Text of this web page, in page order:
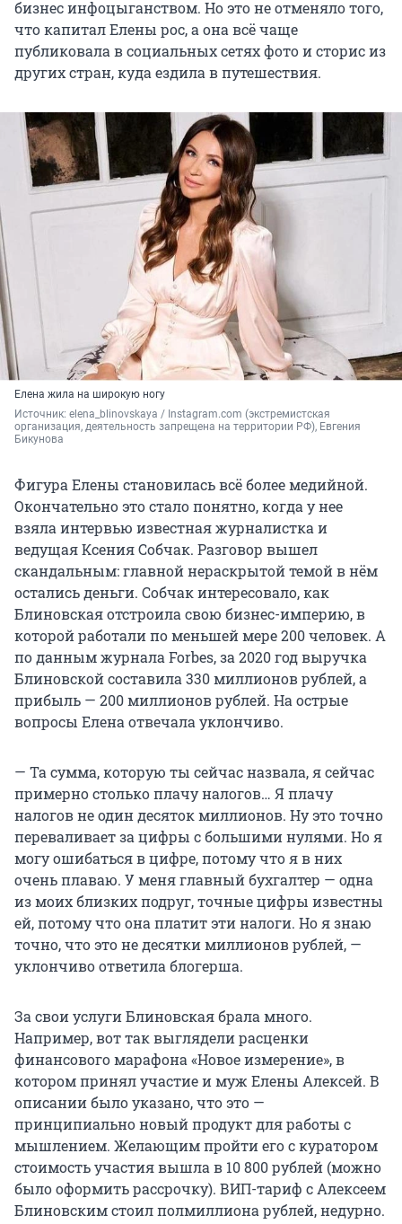
бизнес инфоцыганством. Но это не отменяло того,
что капитал Елены рос, а она всё чаще
публиковала в социальных сетях фото и сторис из
других стран, куда ездила в путешествия.
Елена жила на широкую ногу
Источник: elena_blinovskaya / Instagram.com (экстремистская
организация, деятельность запрещена на территории РФ), Евгения
Бикунова
Фигура Елены становилась всё более медийной.
Окончательно это стало понятно, когда у нее
взяла интервью известная журналистка и
ведущая Ксения Собчак. Разговор вышел
скандальным: главной нераскрытой темой в нём
остались деньги. Собчак интересовало, как
Блиновская отстроила свою бизнес-империю, в
которой работали по меньшей мере 200 человек. А
по данным журнала Forbes, за 2020 год выручка
Блиновской составила 330 миллионов рублей, а
прибыль — 200 миллионов рублей. На острые
вопросы Елена отвечала уклончиво.
— Та сумма, которую ты сейчас назвала, я сейчас
примерно столько плачу налогов… Я плачу
налогов не один десяток миллионов. Ну это точно
переваливает за цифры с большими нулями. Но я
могу ошибаться в цифре, потому что я в них
очень плаваю. У меня главный бухгалтер — одна
из моих близких подруг, точные цифры известны
ей, потому что она платит эти налоги. Но я знаю
точно, что это не десятки миллионов рублей, —
уклончиво ответила блогерша.
За свои услуги Блиновская брала много.
Например, вот так выглядели расценки
финансового марафона «Новое измерение», в
котором принял участие и муж Елены Алексей. В
описании было указано, что это —
принципиально новый продукт для работы с
мышлением. Желающим пройти его с куратором
стоимость участия вышла в 10 800 рублей (можно
было оформить рассрочку). ВИП-тариф с Алексеем
Блиновским стоил полмиллиона рублей, недурно.